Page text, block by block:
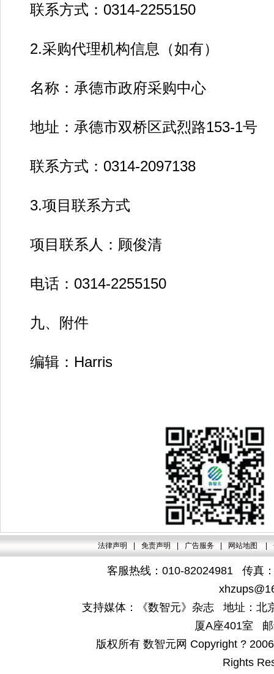
联系方式：0314-2255150
2.采购代理机构信息（如有）
名称：承德市政府采购中心
地址：承德市双桥区武烈路153-1号
联系方式：0314-2097138
3.项目联系方式
项目联系人：顾俊清
电话：0314-2255150
九、附件
编辑：Harris
法律声明 免责声明 广告服务 网站地图
客服热线：010-82024981 传真
支持媒体：《数智元》杂志 地址：北
厦A座401室
版权所有 数智元网 Copyright ?
Rights